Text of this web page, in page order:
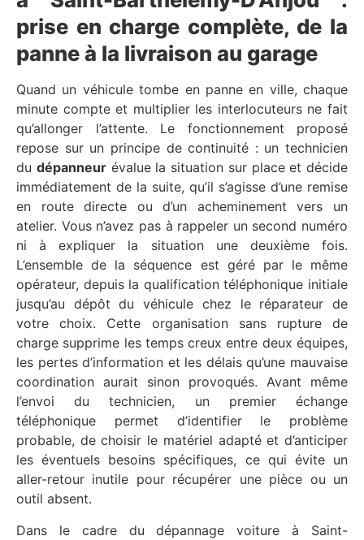
prise en charge complète, de la
panne à la livraison au garage
Quand un véhicule tombe en panne en ville, chaque
minute compte et multiplier les interlocuteurs ne fait
qu’allonger l’attente. Le fonctionnement proposé
repose sur un principe de continuité : un technicien
du dépanneurévalue la situation sur place et décide
immédiatement de la suite, qu’il s’agisse d’une remise
en route directe ou d’un acheminement vers un
atelier. Vous n’avez pas à rappeler un second numéro
ni à expliquer la situation une deuxième fois.
L’ensemble de la séquence est géré par le même
opérateur, depuis la qualification téléphonique initiale
jusqu’au dépôt du véhicule chez le réparateur de
votre choix. Cette organisation sans rupture de
charge supprime les temps creux entre deux équipes,
les pertes d’information et les délais qu’une mauvaise
coordination aurait sinon provoqués. Avant même
l’envoi du technicien, un premier échange
téléphonique permet d’identifier le problème
probable, de choisir le matériel adapté et d’anticiper
les éventuels besoins spécifiques, ce qui évite un
aller-retour inutile pour récupérer une pièce ou un
outil absent.
Dans le cadre du dépannage voiture à Saint-